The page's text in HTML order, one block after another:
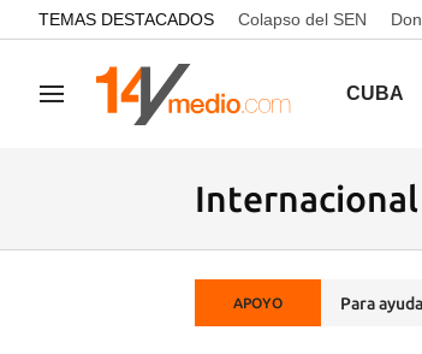
common.go-to-content
TEMAS DESTACADOS Colapso del SEN
Navegación CUBA
Internacional
APOYO Para